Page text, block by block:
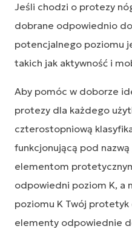
Jeśli chodzi o protezy
dobrane odpowiednio
potencjalnego poziomu
takich jak aktywność i
Aby pomóc w doborze
protezy dla każdego
czterostopniową
funkcjonującą pod nazwą
elementom
odpowiedni poziom K, a
poziomu K Twój
elementy odpowiednie